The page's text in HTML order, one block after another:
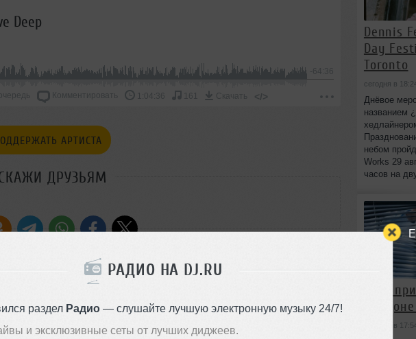
РАДИО НА DJ.RU
раздел Радио— слушайте лучшую электронную музыку 24/7!
и эксклюзивные сеты от лучших диджеев.
Deep
-64:36
Комментировать 1:04:36 161 Скачать </>
АРТИСТА
ДРУЗЬЯМ
Mix)
Dennis
Day
Toronto
сегодня в 18:24
Днёвое
названием
небом
Works 29
часов на
HAAi
сегодня в 17:54